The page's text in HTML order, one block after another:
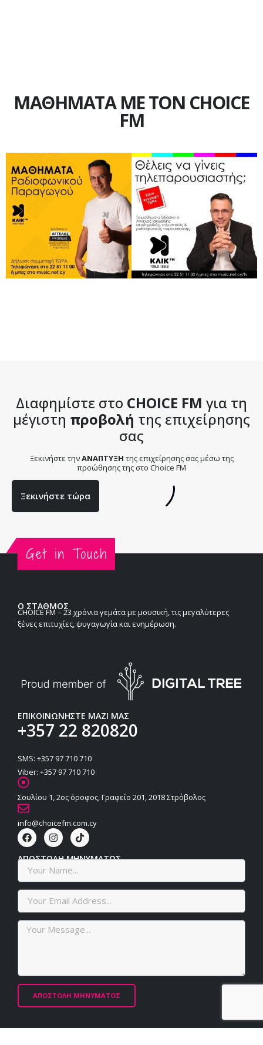
ΜΑΘΗΜΑΤΑ ΜΕ ΤΟΝ CHOICE
FM
Διαφημίστε στο CHOICE FM για τη
μέγιστη προβολή της επιχείρησης
σας
Ξεκινήστε τηνΑΝΑΠΤΥΞΗ της επιχείρησης σας μέσω της
προώθησης της στο Choice FM
Ξεκινήστε τώρα
Ο ΣΤΑΘΜΟΣ
CHOICE FM – 23 χρόνια γεμάτα με μουσική, τις μεγαλύτερες
ξένες επιτυχίες, ψυγαγωγία και ενημέρωση.
ΕΠΙΚΟΙΝΩΝΗΣΤΕ ΜΑΖΙ ΜΑΣ
+357 22 820820
SMS: +357 97 710 710
Viber: +357 97 710 710
Σουλίου 1, 2ος όροφος, Γραφείο 201, 2018 Στρόβολος
info@choicefm.com.cy
ΑΠΟΣΤΟΛΗ ΜΗΝΥΜΑΤΟΣ
ΑΠΟΣΤΟΛΗ ΜΗΝΥΜΑΤΟΣ